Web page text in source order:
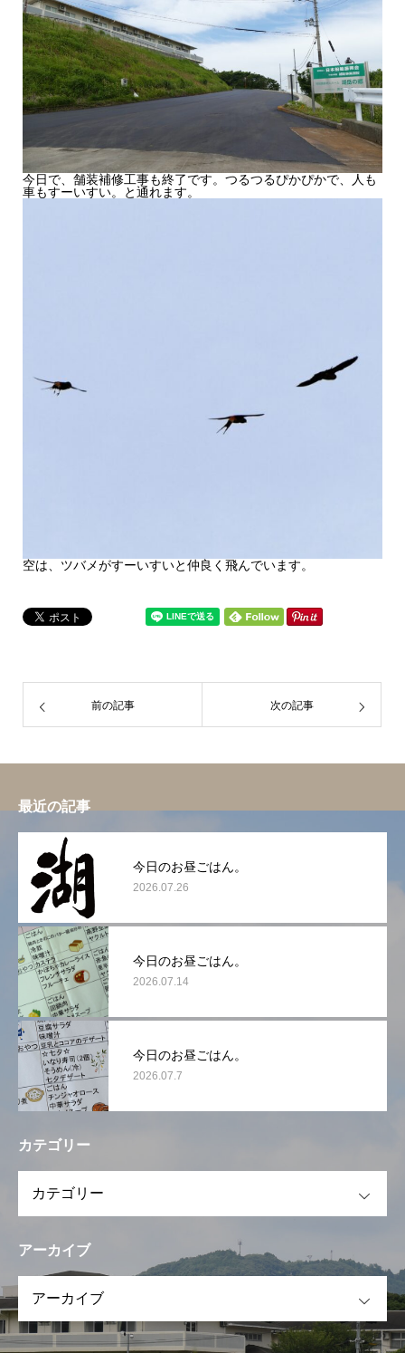
今日で、舗装補修工事も終了です。つるつるぴかぴかで、人も
車もすーいすい。と通れます。
空は、ツバメがすーいすいと仲良く飛んでいます。
前の記事 次の記事
最近の記事
今日のお昼ごはん。
2026.07.26
今日のお昼ごはん。
2026.07.14
今日のお昼ごはん。
2026.07.7
カテゴリー
アーカイブ